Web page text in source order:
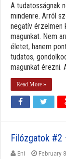
A tudatosságnak
mindenre. Arról
negatív érzelmen
magunkat. Nem
életet, hanem
tudatos,
magunkat érezni.
Read More »
Filózgatok #2
Eni February